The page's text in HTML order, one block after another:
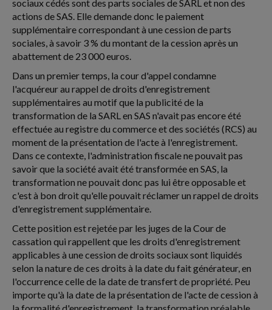
sociaux cédés sont des parts sociales de SARL et non des
actions de SAS. Elle demande donc le paiement
supplémentaire correspondant à une cession de parts
sociales, à savoir 3 % du montant de la cession après un
abattement de 23 000 euros.
Dans un premier temps, la cour d'appel condamne
l'acquéreur au rappel de droits d'enregistrement
supplémentaires au motif que la publicité de la
transformation de la SARL en SAS n'avait pas encore été
effectuée au registre du commerce et des sociétés (RCS) au
moment de la présentation de l'acte à l'enregistrement.
Dans ce contexte, l'administration fiscale ne pouvait pas
savoir que la société avait été transformée en SAS, la
transformation ne pouvait donc pas lui être opposable et
c'est à bon droit qu'elle pouvait réclamer un rappel de droits
d'enregistrement supplémentaire.
Cette position est rejetée par les juges de la Cour de
cassation qui rappellent que les droits d'enregistrement
applicables à une cession de droits sociaux sont liquidés
selon la nature de ces droits à la date du fait générateur, en
l'occurrence celle de la date de transfert de propriété. Peu
importe qu'à la date de la présentation de l'acte de cession à
la formalité d'enregistrement, la transformation préalable